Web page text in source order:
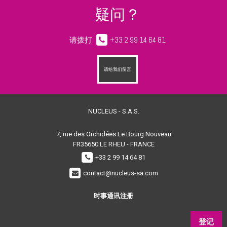
疑问？
请拨打 +33 2 99 14 64 81
请给我们留言
NUCLEUS - S.A.S.
7, rue des Orchidées Le Bourg Nouveau
FR35650 LE RHEU - FRANCE
+33 2 99 14 64 81
contact@nucleus-sa.com
时事通讯注册
登记